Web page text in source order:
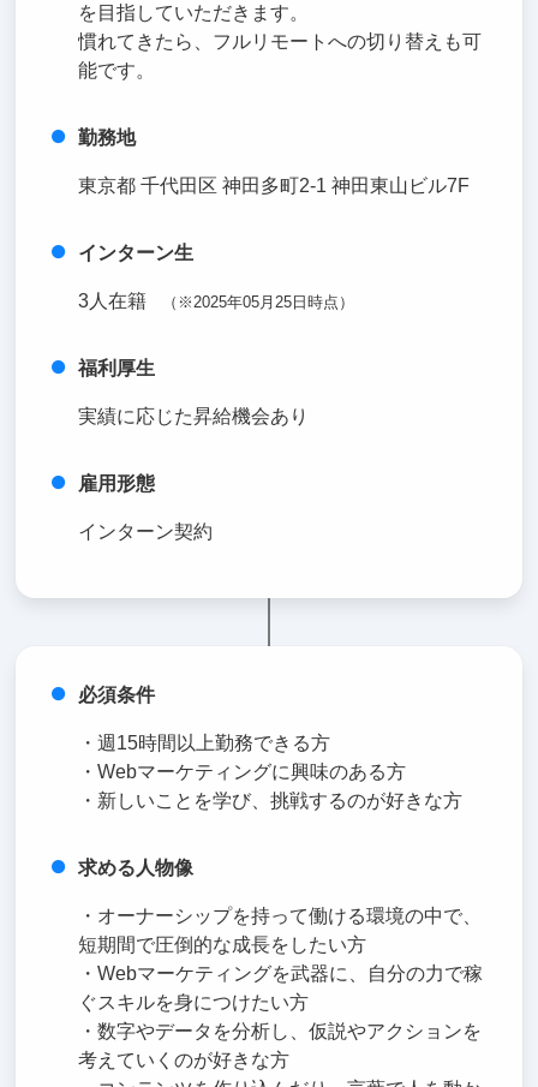
を目指していただきます。
慣れてきたら、フルリモートへの切り替えも可
能です。
勤務地
東京都 千代田区 神田多町2-1 神田東山ビル7F
インターン生
3人在籍 （※2025年05月25日時点）
福利厚生
実績に応じた昇給機会あり
雇用形態
インターン契約
必須条件
・週15時間以上勤務できる方
・Webマーケティングに興味のある方
・新しいことを学び、挑戦するのが好きな方
求める人物像
・オーナーシップを持って働ける環境の中で、
短期間で圧倒的な成長をしたい方
・Webマーケティングを武器に、自分の力で稼
ぐスキルを身につけたい方
・数字やデータを分析し、仮説やアクションを
考えていくのが好きな方